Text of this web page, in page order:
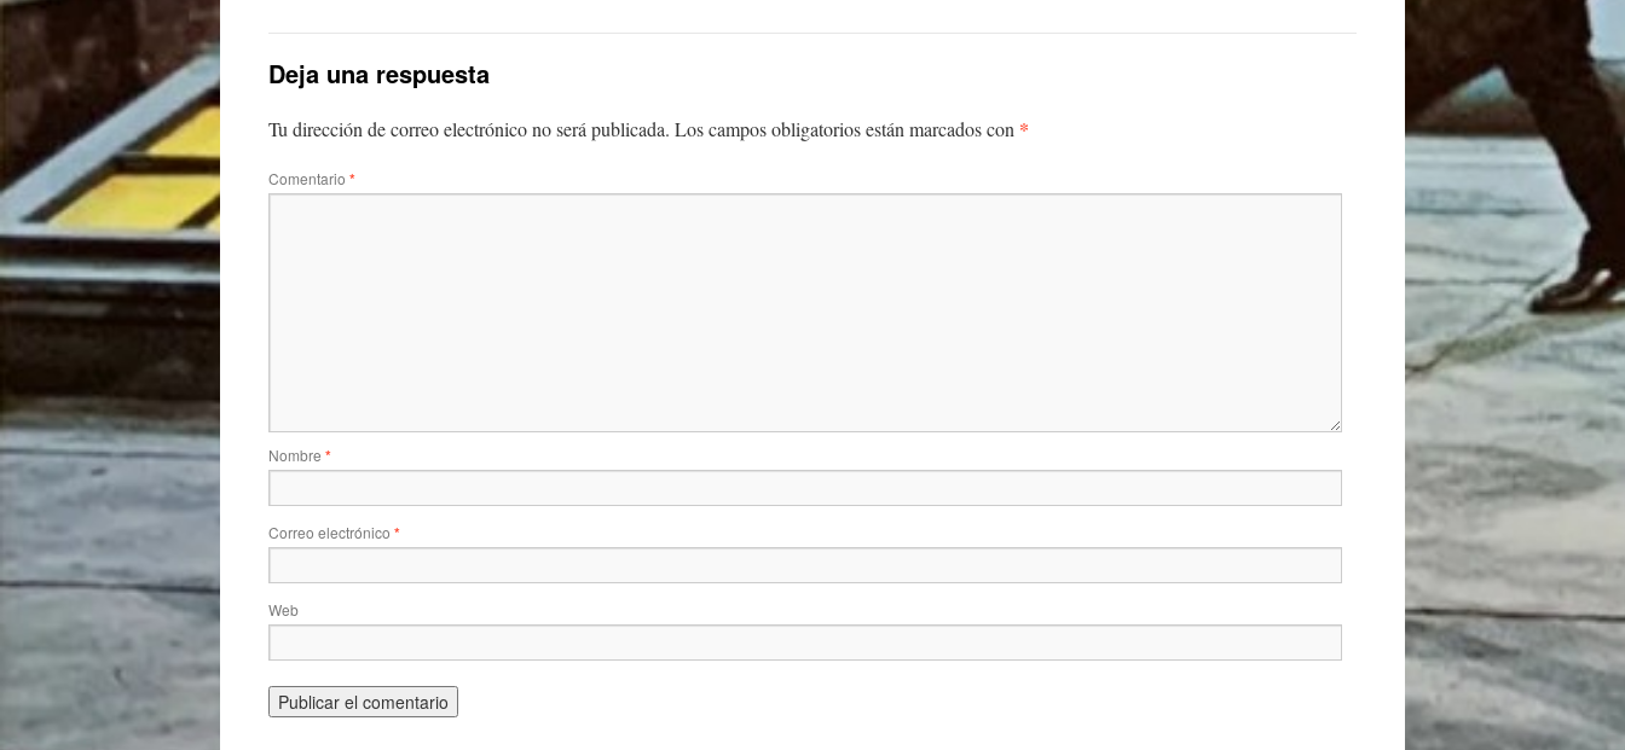
Deja una respuesta
Tu dirección de correo electrónico no será publicada. Los campos obligatorios están marcados con *
Comentario *
Nombre *
Correo electrónico *
Web